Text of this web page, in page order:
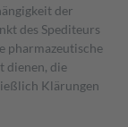
der
des Spediteurs
pharmazeutische
dienen, die
Klärungen